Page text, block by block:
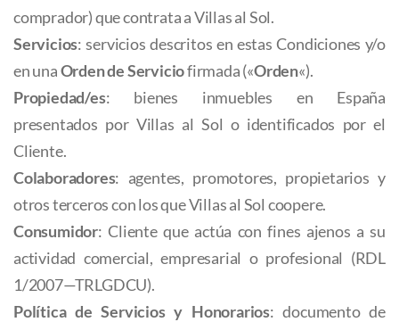
comprador) que contrata a Villas al Sol.
Servicios: servicios descritos en estas Condiciones y/o
en unaOrden de Serviciofirmada («Orden«).
Propiedad/es: bienes inmuebles en España
presentados por Villas al Sol o identificados por el
Cliente.
Colaboradores: agentes, promotores, propietarios y
otros terceros con los que Villas al Sol coopere.
Consumidor: Cliente que actúa con fines ajenos a su
actividad comercial, empresarial o profesional (RDL
1/2007—TRLGDCU).
Política de Servicios y Honorarios: documento de